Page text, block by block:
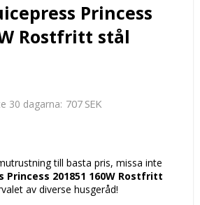
Princess
Rostfritt stål
30 dagarna 707 SEK
till basta pris, missa inte
Princess 201851 160W Rostfritt
av diverse husgeråd!